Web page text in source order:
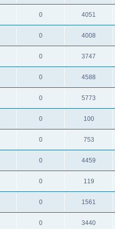
0 4051
0 4008
0 3747
0 4588
0 5773
0 100
0 753
0 4459
0 119
0 1561
0 3440